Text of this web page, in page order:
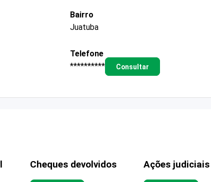
Bairro
Juatuba
Telefone
**********
Consultar
Cheques devolvidos Ações judiciais